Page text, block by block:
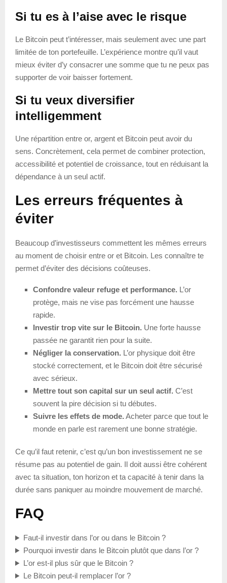
Si tu es à l’aise avec le risque
Le Bitcoin peut t’intéresser, mais seulement avec une part
limitée de ton portefeuille. L’expérience montre qu’il vaut
mieux éviter d’y consacrer une somme que tu ne peux pas
supporter de voir baisser fortement.
Si tu veux diversifier
intelligemment
Une répartition entre or, argent et Bitcoin peut avoir du
sens. Concrètement, cela permet de combiner protection,
accessibilité et potentiel de croissance, tout en réduisant la
dépendance à un seul actif.
Les erreurs fréquentes à
éviter
Beaucoup d’investisseurs commettent les mêmes erreurs
au moment de choisir entre or et Bitcoin. Les connaître te
permet d’éviter des décisions coûteuses.
Confondre valeur refuge et performance. L’or
protège, mais ne vise pas forcément une hausse
rapide.
Investir trop vite sur le Bitcoin. Une forte hausse
passée ne garantit rien pour la suite.
Négliger la conservation. L’or physique doit être
stocké correctement, et le Bitcoin doit être sécurisé
avec sérieux.
Mettre tout son capital sur un seul actif. C’est
souvent la pire décision si tu débutes.
Suivre les effets de mode. Acheter parce que tout le
monde en parle est rarement une bonne stratégie.
Ce qu’il faut retenir, c’est qu’un bon investissement ne se
résume pas au potentiel de gain. Il doit aussi être cohérent
avec ta situation, ton horizon et ta capacité à tenir dans la
durée sans paniquer au moindre mouvement de marché.
FAQ
Faut-il investir dans l’or ou dans le Bitcoin ?
Pourquoi investir dans le Bitcoin plutôt que dans l’or ?
L’or est-il plus sûr que le Bitcoin ?
Le Bitcoin peut-il remplacer l’or ?